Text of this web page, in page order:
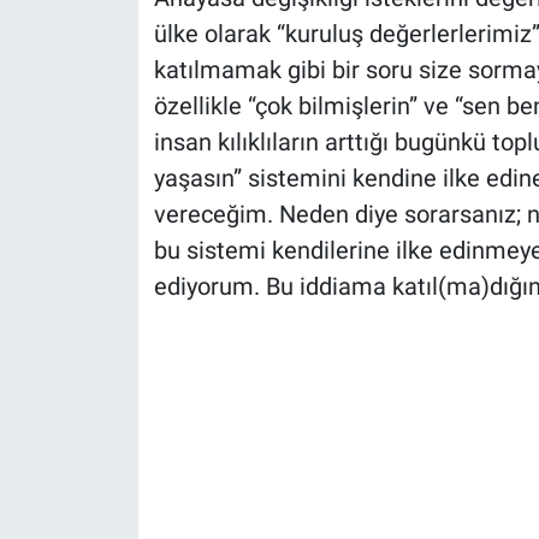
ülke olarak “kuruluş
katılmamak gibi bir soru size
özellikle “çok bilmişlerin” ve “sen
insan kılıklıların arttığı bugünkü
yaşasın” sistemini kendine ilke
vereceğim. Neden diye sorarsanız;
bu sistemi kendilerine ilke
ediyorum. Bu iddiama